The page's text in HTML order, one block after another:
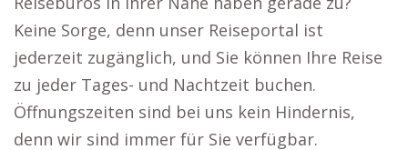
Keine Sorge, denn unser Reiseportal ist
jederzeit zugänglich, und Sie können Ihre Reise
zu jeder Tages- und Nachtzeit buchen.
Öffnungszeiten sind bei uns kein Hindernis,
denn wir sind immer für Sie verfügbar.